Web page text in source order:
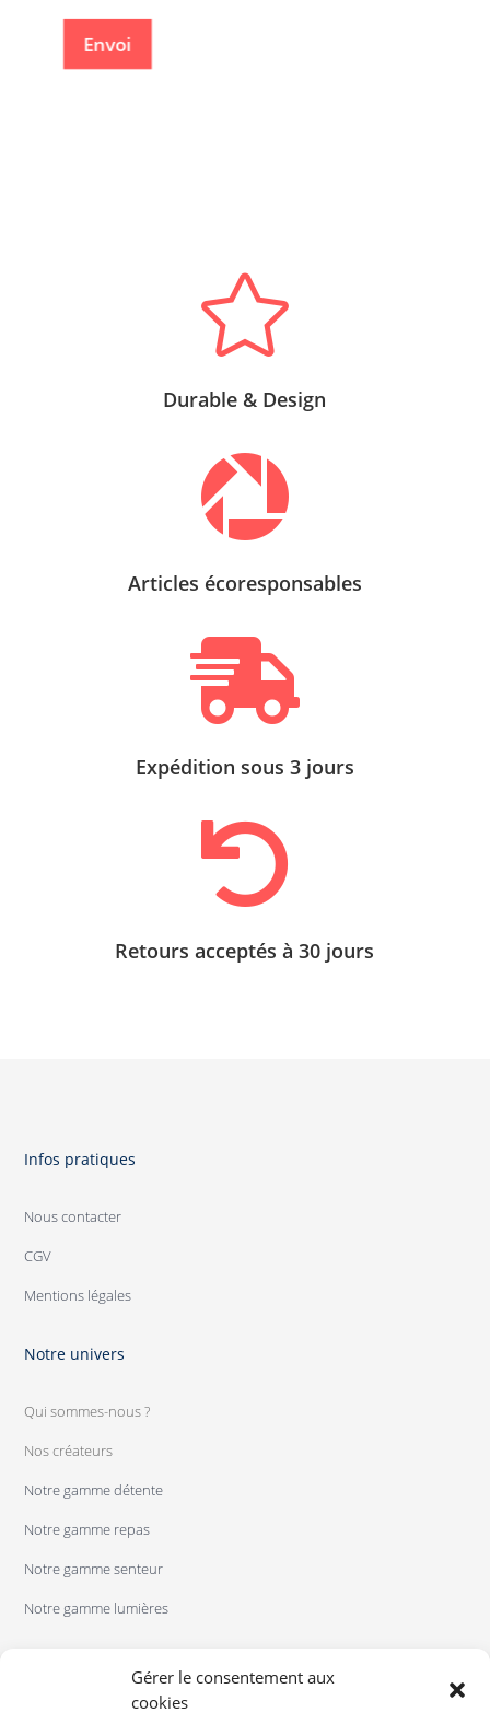
Gérer le consentement aux
cookies
Envoi

Durable & Design

Articles écoresponsables

Expédition sous 3 jours

Retours acceptés à 30 jours
Infos pratiques
Nous contacter
CGV
Mentions légales
Notre univers
Qui sommes-nous ?
Nos créateurs
Notre gamme détente
Notre gamme repas
Notre gamme senteur
Notre gamme lumières